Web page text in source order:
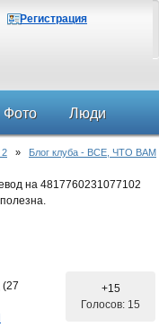
Регистрация
Фото Люди
» Блог клуба - ВСЕ, ЧТО ВАМ
на 4817760231077102
(27
+15
Голосов: 15